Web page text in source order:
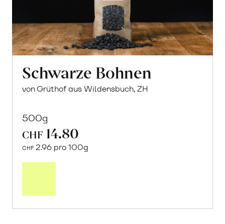
Schwarze Bohnen
von Grüthof aus Wildensbuch, ZH
500g
CHF 14.80
CHF 2.96 pro 100g